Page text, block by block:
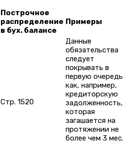
Построчное
распределение
в бух. балансе
Примеры
Стр. 1520
Данные
обязательства
следует
покрывать в
первую очередь
как, например,
кредиторскую
задолженность,
которая
загашается на
протяжении не
более чем 3 мес.